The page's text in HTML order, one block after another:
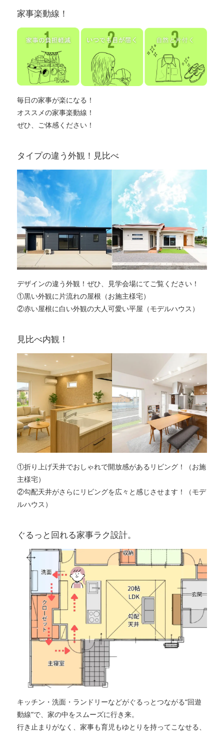
家事楽動線！
毎日の家事が楽になる！
オススメの家事楽動線！
ぜひ、ご体感ください！
タイプの違う外観！見比べ
デザインの違う外観！ぜひ、見学会場にてご覧ください！
①黒い外観に片流れの屋根（お施主様宅）
②赤い屋根に白い外観の大人可愛い平屋（モデルハウス）
見比べ内観！
①折り上げ天井でおしゃれで開放感があるリビング！（お施
主様宅）
②勾配天井がさらにリビングを広々と感じさせます！（モデ
ルハウス）
ぐるっと回れる家事ラク設計。
キッチン・洗面・ランドリーなどがぐるっとつながる“回遊
動線”で、家の中をスムーズに行き来。
行き止まりがなく、家事も育児もゆとりを持ってこなせる、